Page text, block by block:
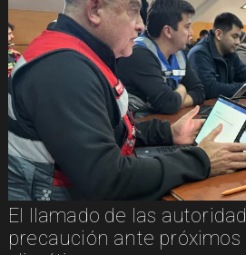
La cueca brava llega a
de PICKÚA